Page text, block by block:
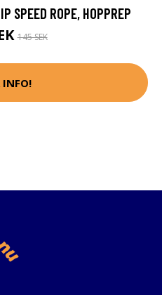
SPEED ROPE, HOPPREP
145 SEK
INFO!